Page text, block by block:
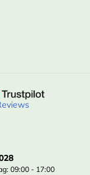
09:00 - 17:00